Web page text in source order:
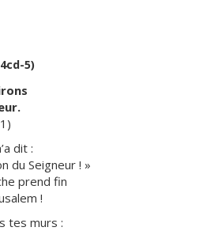
5)
dit :
du Seigneur ! »
prend fin
!
tes murs :